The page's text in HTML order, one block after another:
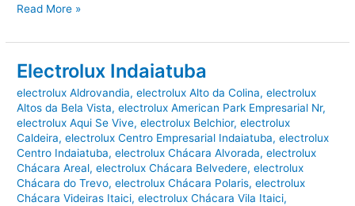
Electrolux
Read More »
Electrolux Indaiatuba
electrolux Aldrovandia,electrolux Alto da Colina,electrolux
Altos da Bela Vista,electrolux American Park Empresarial Nr,
electrolux Aqui Se Vive,electrolux Belchior,electrolux
Caldeira,electrolux Centro Empresarial Indaiatuba,electrolux
Centro Indaiatuba,electrolux Chácara Alvorada,electrolux
Chácara Areal,electrolux Chácara Belvedere,electrolux
Chácara do Trevo,electrolux Chácara Polaris,electrolux
Chácara Videiras Itaici,electrolux Chácara Vila Itaici,